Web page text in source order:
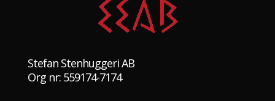
Stefan Stenhuggeri AB
Org nr: 559174-7174